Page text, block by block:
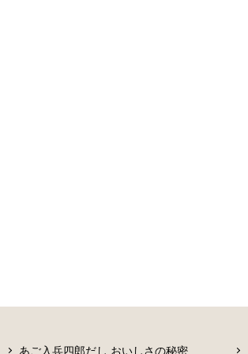
あご入兵四郎だし おいしさの秘密